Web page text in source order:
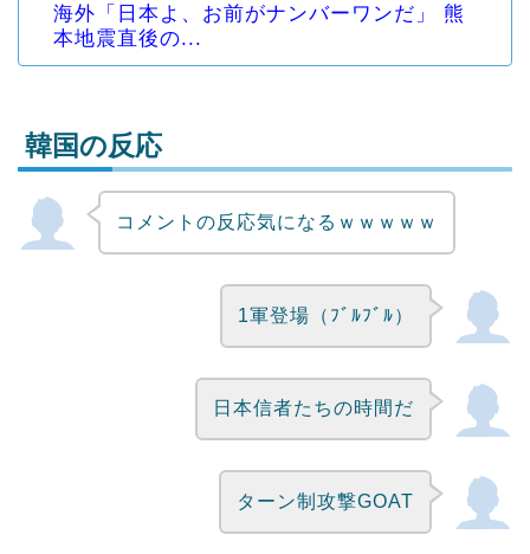
海外「日本よ、お前がナンバーワンだ」 熊
本地震直後の...
Powered by livedoor 相互RSS
韓国の反応
コメントの反応気になるｗｗｗｗｗ
1軍登場（ﾌﾞﾙﾌﾞﾙ）
日本信者たちの時間だ
ターン制攻撃GOAT